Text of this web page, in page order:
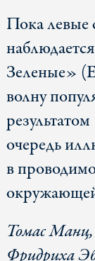
Пока левые
Зеленые»
волну
очередь
в
Томас
Фридриха